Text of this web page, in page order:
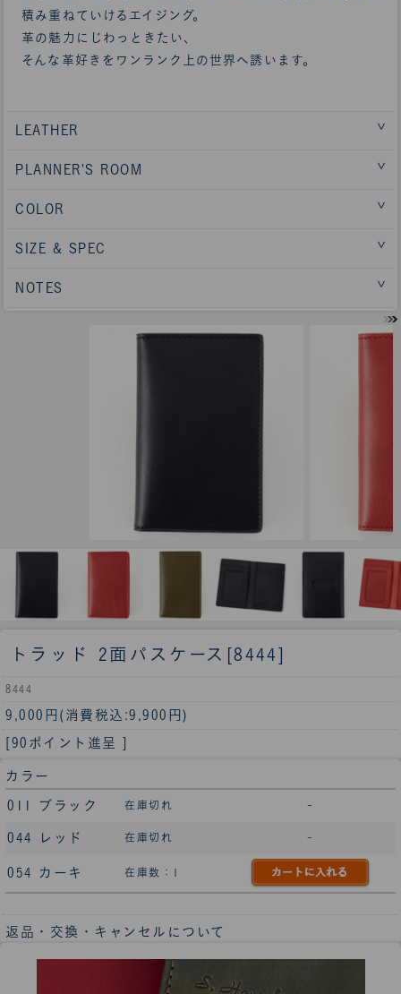
積み重ねていけるエイジング。
革の魅力にじわっときたい、
そんな革好きをワンランク上の世界へ誘います。
LEATHER
PLANNER'S ROOM
COLOR
SIZE & SPEC
NOTES
トラッド 2面パスケース[8444]
8444
9,000円 (消費税込:9,900円)
[90ポイント進呈 ]
カラー
011 ブラック 在庫切れ -
044 レッド 在庫切れ -
054 カーキ 在庫数：1
返品・交換・キャンセルについて